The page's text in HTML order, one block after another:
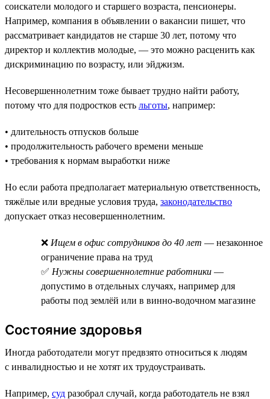
соискатели молодого и старшего возраста, пенсионеры.
Например, компания в объявлении о вакансии пишет, что
рассматривает кандидатов не старше 30 лет, потому что
директор и коллектив молодые, — это можно расценить как
дискриминацию по возрасту, или эйджизм.
Несовершеннолетним тоже бывает трудно найти работу,
потому что для подростков есть льготы, например:
• длительность отпусков больше
• продолжительность рабочего времени меньше
• требования к нормам выработки ниже
Но если работа предполагает материальную ответственность,
тяжёлые или вредные условия труда, законодательство
допускает отказ несовершеннолетним.
❌ Ищем в офис сотрудников до 40 лет — незаконное
ограничение права на труд
✅ Нужны совершеннолетние работники —
допустимо в отдельных случаях, например для
работы под землёй или в винно-водочном магазине
Состояние здоровья
Иногда работодатели могут предвзято относиться к людям
с инвалидностью и не хотят их трудоустраивать.
Например, суд разобрал случай, когда работодатель не взял